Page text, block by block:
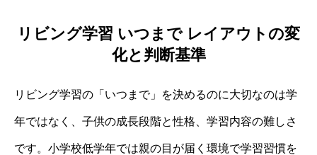
リビング学習 いつまで レイアウトの変
化と判断基準
リビング学習の「いつまで」を決めるのに大切なのは学
年ではなく、子供の成長段階と性格、学習内容の難しさ
です。小学校低学年では親の目が届く環境で学習習慣を